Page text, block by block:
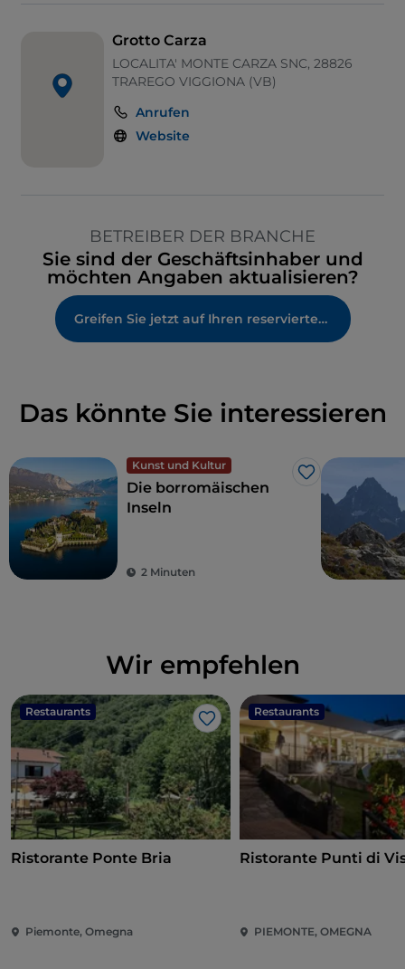
Tische im Außenbereich
Kinderbereich
Grotto Carza
LOCALITA' MONTE CARZA SNC, 28826
TRAREGO VIGGIONA (VB)
Anrufen
Website
BETREIBER DER BRANCHE
Sie sind der Geschäftsinhaber und
möchten Angaben aktualisieren?
Greifen Sie jetzt auf Ihren reservierten Bereich zu
Das könnte Sie interessieren
Kunst und Kultur
Like
Die borromäischen
Inseln
2 Minuten
Wir empfehlen
Restaurants
Like
Ristorante Ponte Bria
Piemonte, Omegna
Restaurants
Ristorante Punti di
PIEMONTE, OMEGNA